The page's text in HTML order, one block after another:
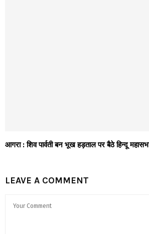
आगरा : शिव पार्वती बन भूख हड़ताल पर बैठे हिन्दू महासभा
LEAVE A COMMENT